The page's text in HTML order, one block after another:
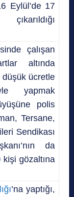
Eylül’de 17
çalışan
altında
düşük ücretle
yapmak
polis
Tersane,
Sendikası
da
gözaltına
’na yaptığı,